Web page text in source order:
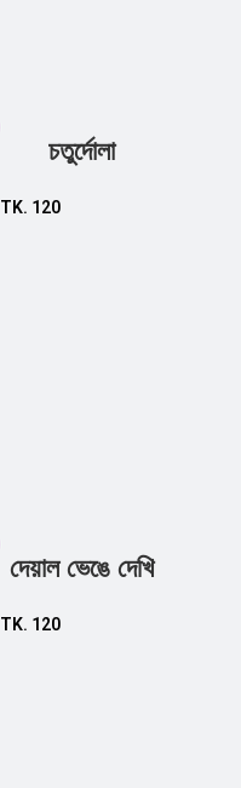
চতুর্দোলা
TK. 120
দেয়াল ভেঙে দেখি
TK. 120